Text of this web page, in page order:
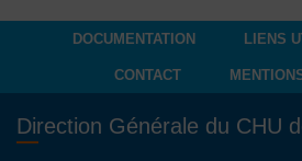
DOCUMENTATION LIENS
CONTACT
Direction Générale du CHU